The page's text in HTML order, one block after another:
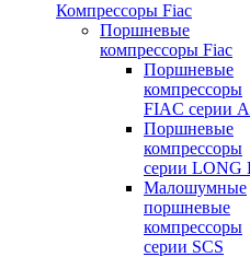
Компрессоры Fiac
Поршневые
компрессоры Fiac
Поршневые
компрессоры
FIAC серии
Поршневые
компрессоры
серии LONG
Малошумные
поршневые
компрессоры
серии SCS